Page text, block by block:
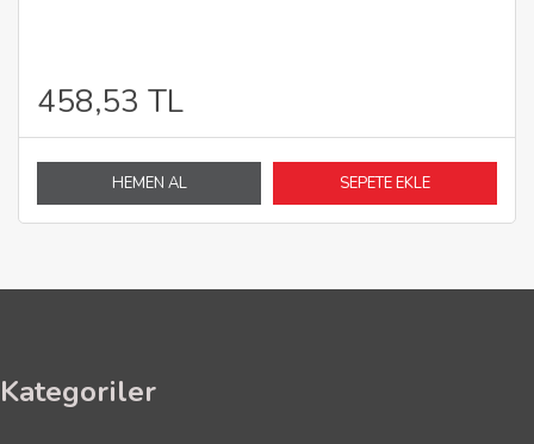
458,53 TL
HEMEN AL SEPETE EKLE
Kategoriler